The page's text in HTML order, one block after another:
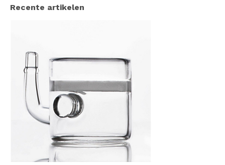
Recente artikelen